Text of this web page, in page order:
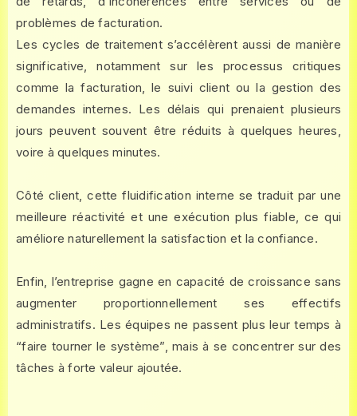
problèmes de facturation.
Les cycles de traitement s’accélèrent aussi de manière
significative, notamment sur les processus critiques
comme la facturation, le suivi client ou la gestion des
demandes internes. Les délais qui prenaient plusieurs
jours peuvent souvent être réduits à quelques heures,
voire à quelques minutes.
Côté client, cette fluidification interne se traduit par une
meilleure réactivité et une exécution plus fiable, ce qui
améliore naturellement la satisfaction et la confiance.
Enfin, l’entreprise gagne en capacité de croissance sans
augmenter proportionnellement ses effectifs
administratifs. Les équipes ne passent plus leur temps à
“faire tourner le système”, mais à se concentrer sur des
tâches à forte valeur ajoutée.